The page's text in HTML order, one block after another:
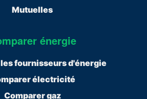
Mutuelles
énergie
fournisseurs d'énergie
électricité
Comparer gaz